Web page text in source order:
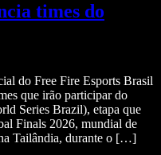
times do
do Free Fire Esports Brasil
que irão participar do
Series Brazil), etapa que
Finals 2026, mundial de
Tailândia, durante o […]